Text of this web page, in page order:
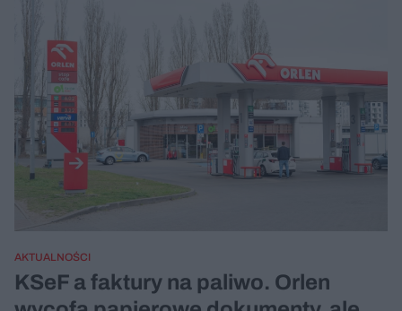
AKTUALNOŚCI
KSeF a faktury na paliwo. Orlen